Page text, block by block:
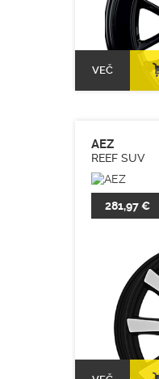
VEČ
AEZ
REEF SUV
281,97 €